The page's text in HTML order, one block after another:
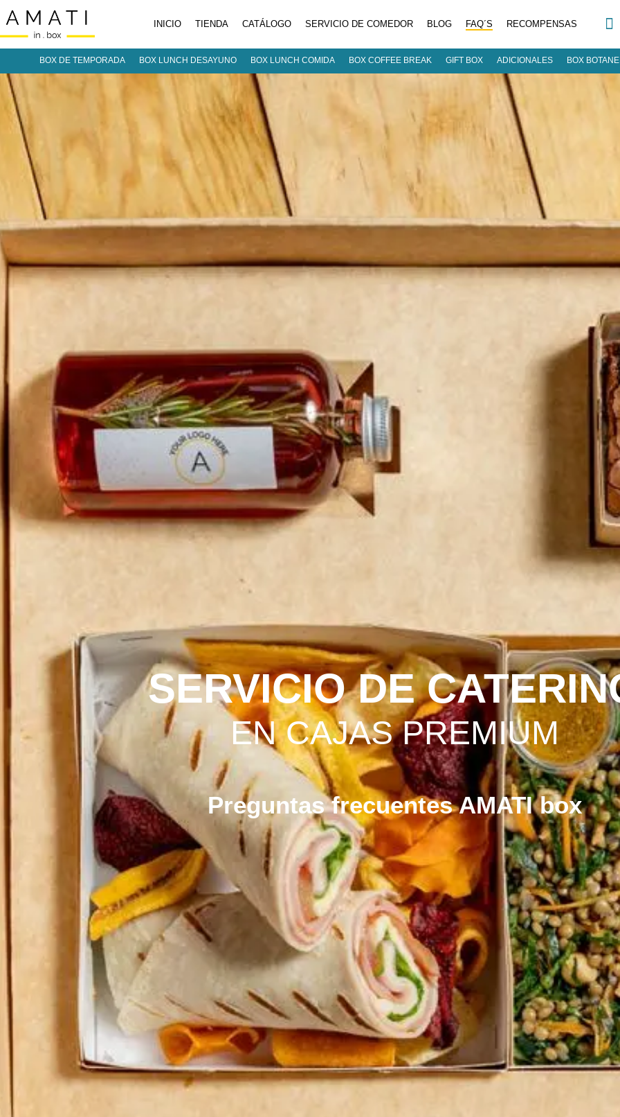
INICIO TIENDA CATÁLOGO SERVICIO DE COMEDOR BLOG FAQ´S RECOMPENSAS
BOX DE TEMPORADA BOX LUNCH DESAYUNO BOX LUNCH COMIDA BOX COFFEE BREAK GIFT BOX ADICIONALES BOX
SERVICIO DE
EN CAJAS PREMIUM
Preguntas frecuentes AMATI box